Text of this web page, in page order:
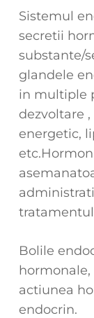
Sistemul
secretii
substante/
glandele
in multiple
dezvoltare
energetic,
Bolile
actiunea
endocrin.